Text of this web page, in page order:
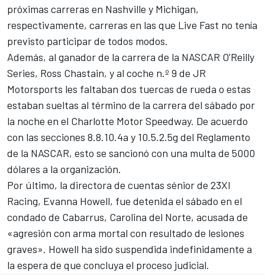
próximas carreras en Nashville y Michigan,
respectivamente, carreras en las que Live Fast no tenía
previsto participar de todos modos.
Además, al ganador de la carrera de la NASCAR O’Reilly
Series, Ross Chastain, y al coche n.º 9 de JR
Motorsports les faltaban dos tuercas de rueda o estas
estaban sueltas al término de la carrera del sábado por
la noche en el Charlotte Motor Speedway. De acuerdo
con las secciones 8.8.10.4a y 10.5.2.5g del Reglamento
de la NASCAR, esto se sancionó con una multa de 5000
dólares a la organización.
Por último, la directora de cuentas sénior de 23XI
Racing, Evanna Howell, fue detenida el sábado en el
condado de Cabarrus, Carolina del Norte, acusada de
«agresión con arma mortal con resultado de lesiones
graves». Howell ha sido suspendida indefinidamente a
la espera de que concluya el proceso judicial.